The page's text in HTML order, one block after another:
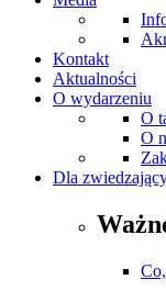
Kontakt
Aktualności
O wydarzeniu
O
O
Dla